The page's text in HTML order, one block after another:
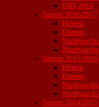
BJB 2018
Saison 2016/2017
Herren
Damen
Saison 2015/2016
Herren
Damen
Saison 2014/2015